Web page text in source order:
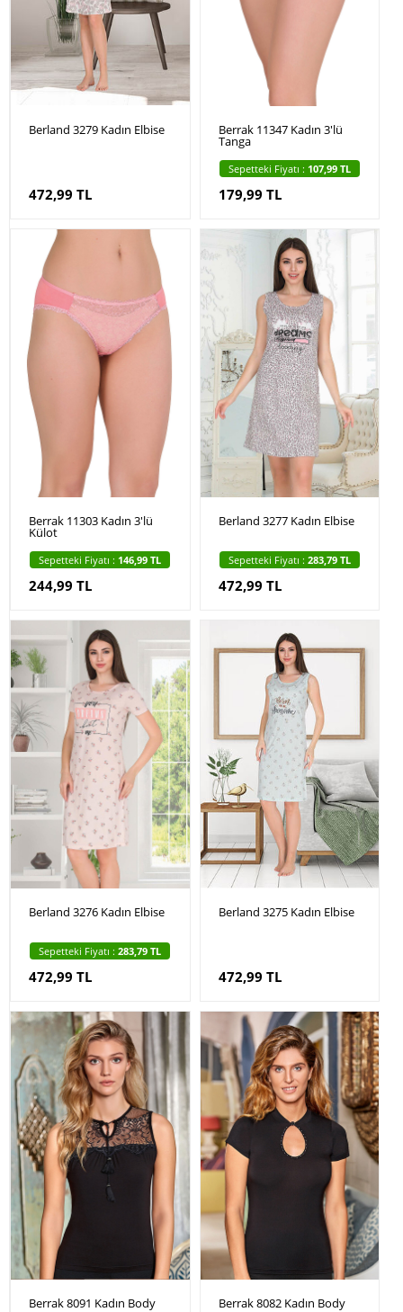
Berland 3279 Kadın Elbise
472,99 TL
Berrak 11347 Kadın 3'lü
Tanga
Sepetteki Fiyatı : 107,99 TL
179,99 TL
Berrak 11303 Kadın 3'lü
Külot
Sepetteki Fiyatı : 146,99 TL
244,99 TL
Berland 3277 Kadın Elbise
Sepetteki Fiyatı :283,79 TL
472,99 TL
Berland 3276 Kadın Elbise
Sepetteki Fiyatı :283,79 TL
472,99 TL
Berland 3275 Kadın Elbise
472,99 TL
Berrak 8091 Kadın Body Berrak 8082 Kadın Body